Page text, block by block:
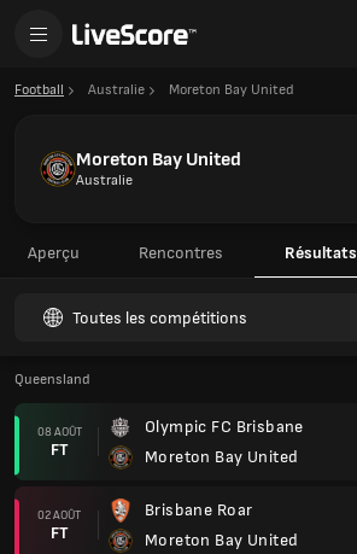
Football Australie Moreton Bay United
Moreton Bay United
Australie
Aperçu Rencontres Résultats
Toutes les compétitions
Queensland
08 AOÛT
FT
Olympic FC Brisbane
Moreton Bay United
02 AOÛT
FT
Brisbane Roar
Moreton Bay United